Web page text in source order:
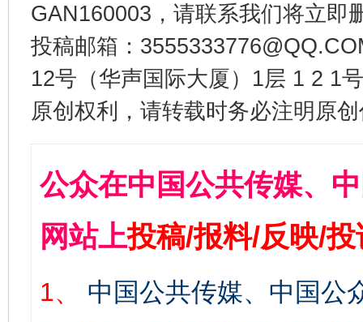
GAN160003，请联系我们将立即
投稿邮箱：
12号（华声国际大厦）1层 1 2 1
原创权利，请转载时务必注明原
公众在中国公共传媒、
网站上投稿/报料/反映/
1、
中国公共传媒、中国公